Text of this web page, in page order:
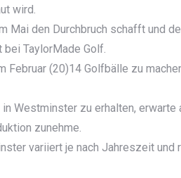
wird.
Mai den Durchbruch schafft und
TaylorMade Golf.
Februar (20)14 Golfbälle zu
Westminster zu erhalten, erwarte
zunehme.
variiert je nach Jahreszeit und